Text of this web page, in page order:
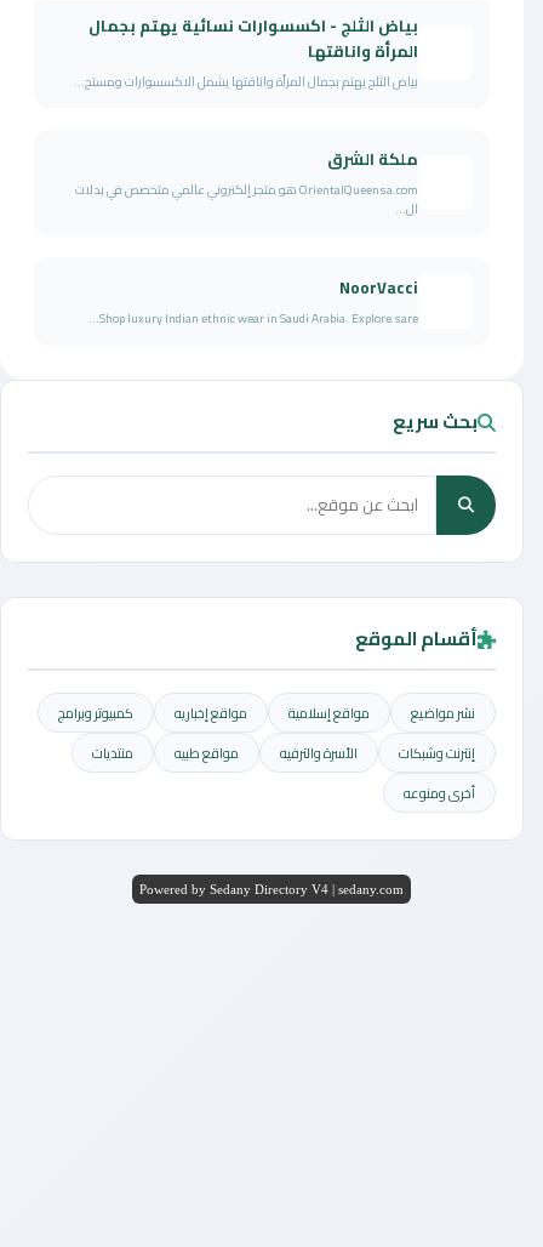
بياض الثلج - اكسسوارات نسائية يهتم بجمال
المرأة واناقتها
بياض الثلج يهتم بجمال المرأة واناقتها يشمل الاكسسوارات ومستح...
ملكة الشرق
OrientalQueensa.com هو متجر إلكتروني عالمي متخصص في بدلات
ال...
NoorVacci
Shop luxury Indian ethnic wear in Saudi Arabia. Explore sare...
بحث سريع
أقسام الموقع
نشر مواضيع مواقع إسلامية مواقع إخباريه
كمبيوتر وبرامج
إنترنت وشبكات
الأسرة والترفيه مواقع طبيه
منتديات
أخرى ومنوعه
Powered by Sedany Directory V4 | sedany.com